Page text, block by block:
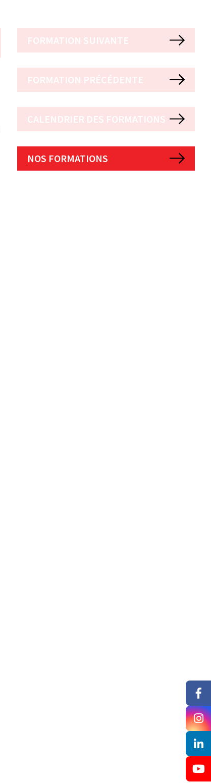
FORMATION SUIVANTE
FORMATION PRÉCÉDENTE
CALENDRIER DES FORMATIONS
NOS FORMATIONS